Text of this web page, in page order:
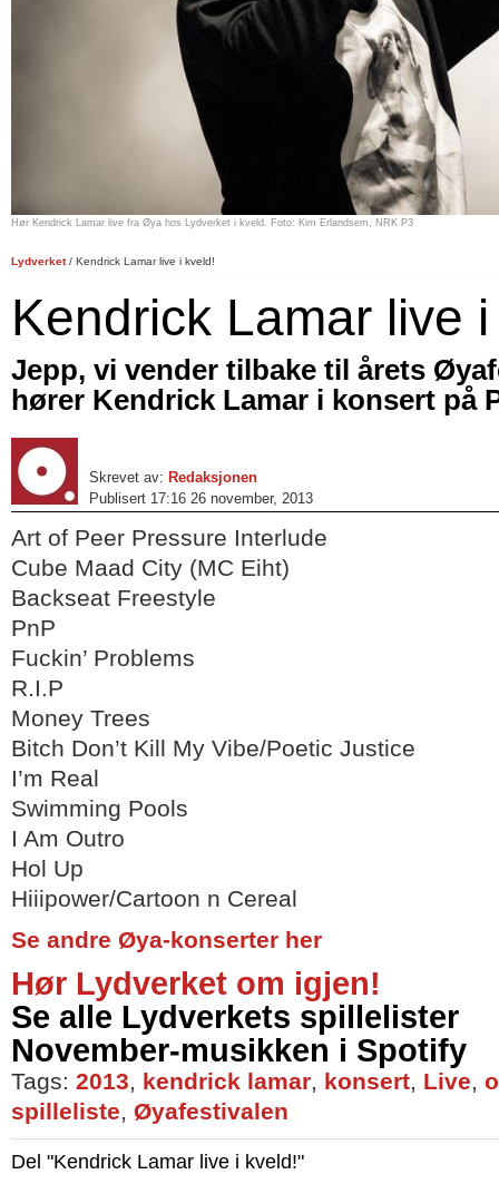
Hør Kendrick Lamar live fra Øya hos Lydverket i kveld. Foto: Kim Erlandsem, NRK P3
Lydverket/ Kendrick Lamar live i kveld!
Kendrick Lamar live
Jepp, vi vender tilbake til årets
hører Kendrick Lamar i konsert på
Skrevet av: Redaksjonen
Publisert 17:16 26 november, 2013
Art of Peer Pressure Interlude
Cube Maad City (MC Eiht)
Backseat Freestyle
PnP
Fuckin’ Problems
R.I.P
Money Trees
Bitch Don’t Kill My Vibe/Poetic Justice
I’m Real
Swimming Pools
I Am Outro
Hol Up
Hiiipower/Cartoon n Cereal
Se andre Øya-konserter her
Hør Lydverket om igjen!
Se alle Lydverkets spillelister
November-musikken i Spotify
Tags: 2013, kendrick lamar, konsert, Live,
spilleliste, Øyafestivalen
Del "Kendrick Lamar live i kveld!"